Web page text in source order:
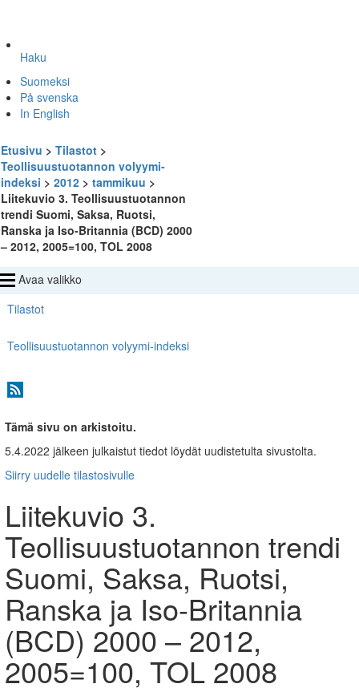
Haku
Suomeksi
På svenska
In English
Etusivu > Tilastot >
Teollisuustuotannon volyymi-
indeksi > 2012 > tammikuu >
Liitekuvio 3. Teollisuustuotannon
trendi Suomi, Saksa, Ruotsi,
Ranska ja Iso-Britannia (BCD) 2000
– 2012, 2005=100, TOL 2008
Avaa valikko
Tilastot
Teollisuustuotannon volyymi-indeksi
Tämä sivu on arkistoitu.
5.4.2022 jälkeen julkaistut tiedot löydät uudistetulta sivustolta.
Siirry uudelle tilastosivulle
Liitekuvio 3.
Teollisuustuotannon trendi
Suomi, Saksa, Ruotsi,
Ranska ja Iso-Britannia
(BCD) 2000 – 2012,
2005=100, TOL 2008